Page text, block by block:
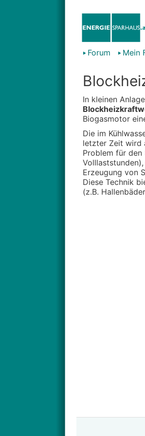
Forum Mein
In kleinen
Biogasmotor
Die im
letzter Zeit wird
Problem für den
Erzeugung von
Diese Technik
(z.B.